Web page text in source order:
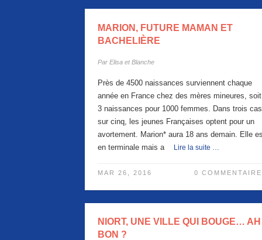
MARION, FUTURE MAMAN ET
BACHELIÈRE
Par Elisa et Blanche
Près de 4500 naissances surviennent chaque
année en France chez des mères mineures, soit
3 naissances pour 1000 femmes. Dans trois cas
sur cinq, les jeunes Françaises optent pour un
avortement. Marion* aura 18 ans demain. Elle
en terminale mais a
Lire la suite …
MAR 26, 2016 0
NIORT, UNE VILLE QUI BOUGE… AH
BON ?